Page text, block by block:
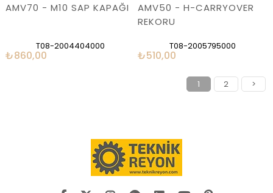
AMV70 - M10 SAP KAPAĞI
T08-2004404000
₺860,00
AMV50 - H-CARRYOVER
REKORU
T08-2005795000
₺510,00
1 2 >